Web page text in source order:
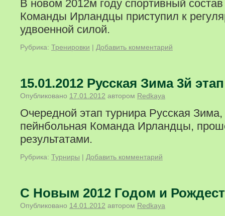
В новом 2012м году спортивный
Команды Ирландцы приступил к
удвоенной силой.
Рубрика: Тренировки | Добавить комментарий
15.01.2012 Русская Зима 3й этап
Опубликовано 17.01.2012 автором Redkaya
Очередной этап турнира Русская
пейнбольная Команда Ирландцы,
результатами.
Рубрика: Турниры | Добавить комментарий
С Новым 2012 Годом и
Опубликовано 14.01.2012 автором Redkaya